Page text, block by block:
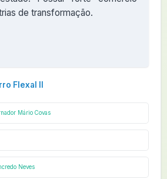
de transformação.
Flexal II
Mário Covas
Neves